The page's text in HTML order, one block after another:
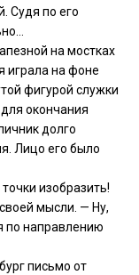
Судя по его
на мостках
играла на фоне
фигурой служки
окончания
долго
Лицо его было
изобразить!
мысли. — Ну,
по направлению
письмо от